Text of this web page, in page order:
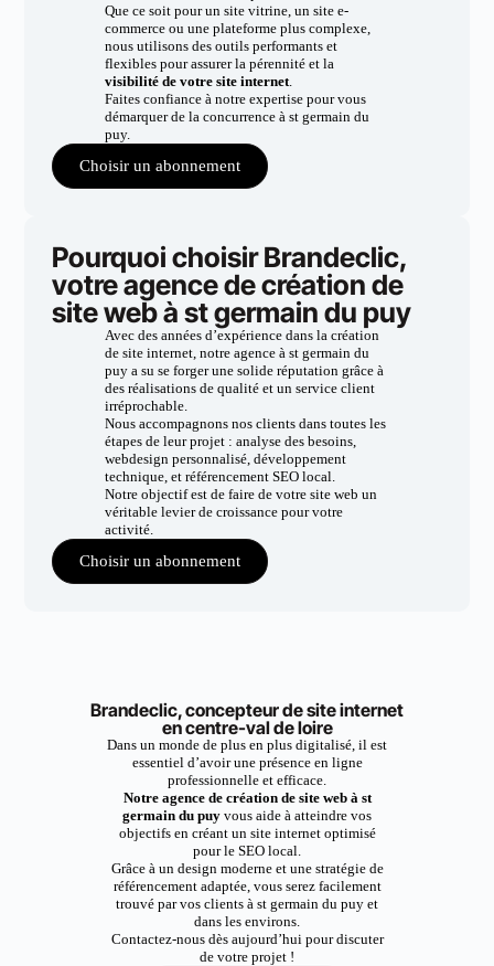
Que ce soit pour un site vitrine, un site e-
commerce ou une plateforme plus complexe,
nous utilisons des outils performants et
flexibles pour assurer la pérennité et la
visibilité de votre site internet.
Faites confiance à notre expertise pour vous
démarquer de la concurrence à st germain du
puy.
Choisir un abonnement
Pourquoi choisir Brandeclic,
votre agence de création de
site web à st germain du puy
Avec des années d’expérience dans la création
de site internet, notre agence à st germain du
puy a su se forger une solide réputation grâce à
des réalisations de qualité et un service client
irréprochable.
Nous accompagnons nos clients dans toutes les
étapes de leur projet : analyse des besoins,
webdesign personnalisé, développement
technique, et référencement SEO local.
Notre objectif est de faire de votre site web un
véritable levier de croissance pour votre
activité.
Choisir un abonnement
Brandeclic, concepteur de site internet
en centre-val de loire
Dans un monde de plus en plus digitalisé, il est
essentiel d’avoir une présence en ligne
professionnelle et efficace.
Notre agence de création de site web à st
germain du puy vous aide à atteindre vos
objectifs en créant un site internet optimisé
pour le SEO local.
Grâce à un design moderne et une stratégie de
référencement adaptée, vous serez facilement
trouvé par vos clients à st germain du puy et
dans les environs.
Contactez-nous dès aujourd’hui pour discuter
de votre projet !